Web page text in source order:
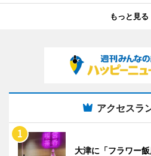
もっと見る
アクセスラ
大津に「フラワー